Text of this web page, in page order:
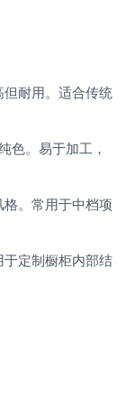
耐用。适合传统
色。易于加工，
格。常用于中档项
于定制橱柜内部结